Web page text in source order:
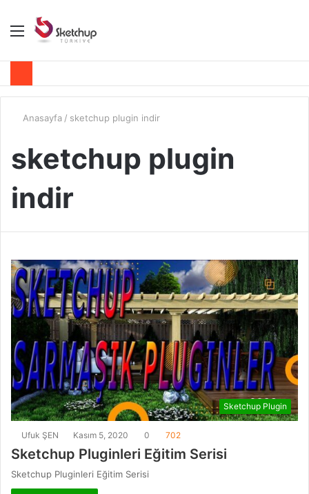
Menü
Anasayfa / sketchup plugin indir
sketchup plugin
indir
Sketchup Plugin
Ufuk ŞEN Kasım 5, 2020 0 702
Sketchup Pluginleri Eğitim Serisi
Sketchup Pluginleri Eğitim Serisi